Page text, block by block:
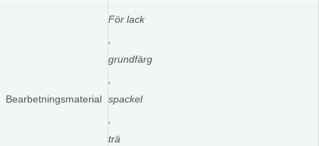
Bearbetningsmaterial
För lack
,
grundfärg
,
spackel
,
trä